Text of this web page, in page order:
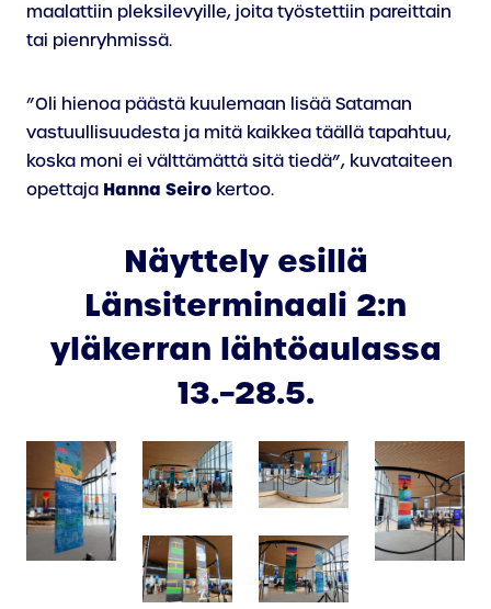
maalattiin pleksilevyille, joita työstettiin pareittain
tai pienryhmissä.
”Oli hienoa päästä kuulemaan lisää Sataman
vastuullisuudesta ja mitä kaikkea täällä tapahtuu,
koska moni ei välttämättä sitä tiedä”, kuvataiteen
opettaja Hanna Seiro kertoo.
Näyttely esillä
Länsiterminaali 2:n
yläkerran lähtöaulassa
13.–28.5.